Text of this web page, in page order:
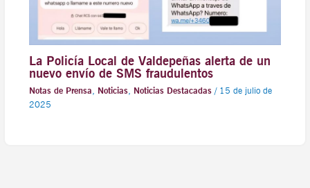
La Policía Local de Valdepeñas alerta de un
nuevo envío de SMS fraudulentos
Notas de Prensa Noticias, Noticias Destacadas/ 15 de julio de
2025